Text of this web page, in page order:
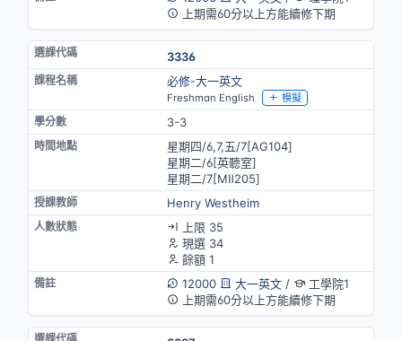
上期需60分以上方能續修下期
3336
必修-大一英文
Freshman English 模擬
3-3
星期四/6,7,五/7[AG104]
星期二/6[英聽室]
星期二/7[MⅡ205]
Henry Westheim
上限 35
現選 34
餘額 1
12000
大一英文/
工學院1
上期需60分以上方能續修下期